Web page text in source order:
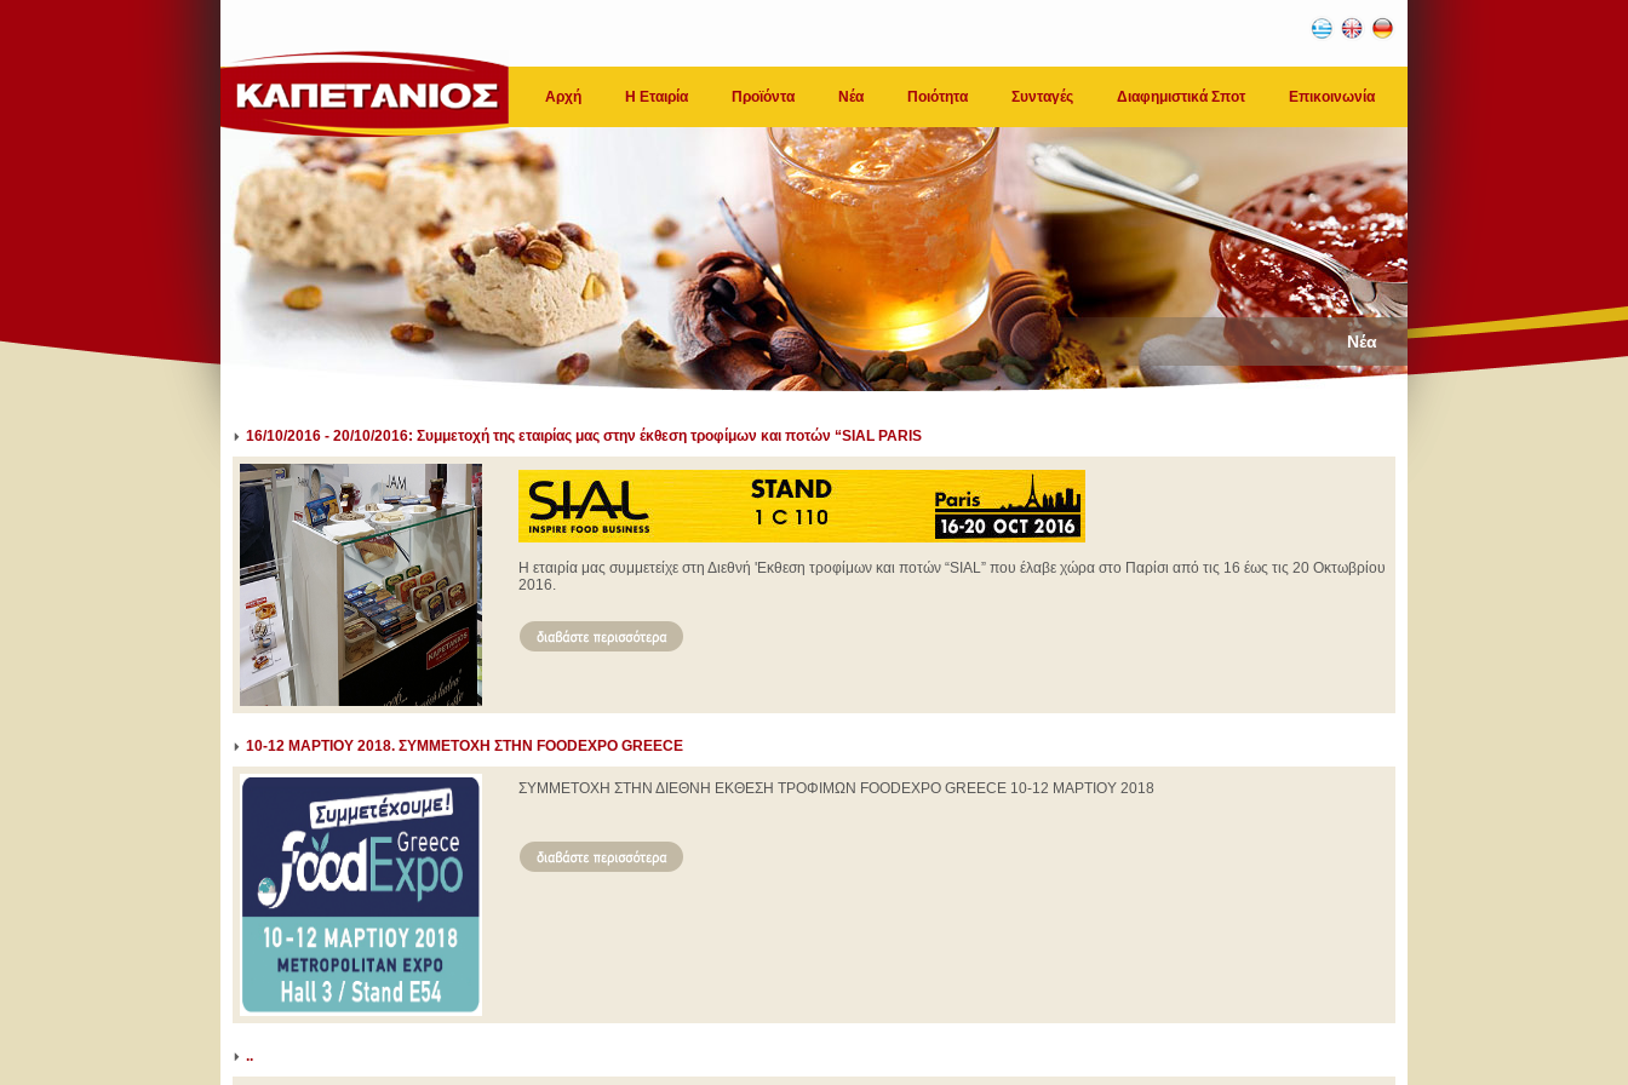
Αρχή Η Εταιρία Προϊόντα Νέα Ποιότητα Συνταγές Διαφημιστικά Σποτ Επικοινωνία
Νέα
16/10/2016 - 20/10/2016: Συμμετοχή της εταιρίας μας στην έκθεση τροφίμων και ποτών “SIAL PARIS
Η εταιρία μας συμμετείχε στη Διεθνή 'Εκθεση τροφίμων και ποτών “SIAL” που έλαβε χώρα στο Παρίσι από τις 16 έως τις 20 Οκτωβρίου
2016.
10-12 ΜΑΡΤΙΟΥ 2018. ΣΥΜΜΕΤΟΧΗ ΣΤΗΝ FOODEXPO GREECE
ΣΥΜΜΕΤΟΧΗ ΣΤΗΝ ΔΙΕΘΝΗ ΕΚΘΕΣΗ ΤΡΟΦΙΜΩΝ FOODEXPO GREECE 10-12 ΜΑΡΤΙΟΥ 2018
..